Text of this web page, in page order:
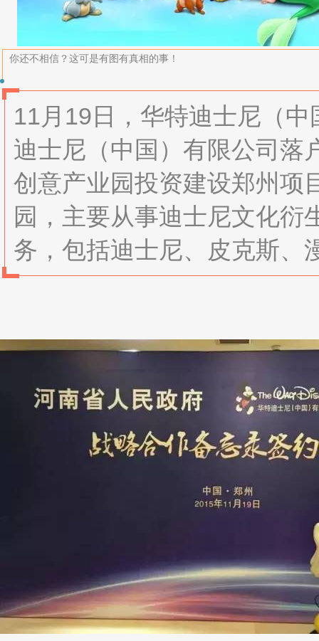
你还不相信？这可是有图有真相的事！
11月19日，华特迪士尼（
迪士尼（中国）有限公司落
创意产业园投资建设郑州项
园，主要从事迪士尼文化衍
务，包括迪士尼、皮克斯、